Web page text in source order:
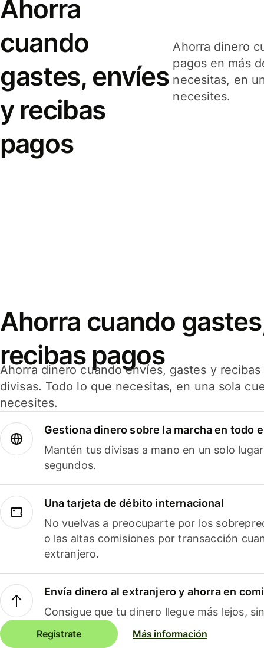
Ahorra
cuando
gastes, envíes
y recibas
pagos
Ahorra dinero
pagos en más
necesitas, en
necesites.
Ahorra cuando
recibas pagos
Ahorra dinero cuando envíes, gastes y
divisas. Todo lo que necesitas, en una sola
necesites.
Gestiona dinero sobre la marcha en todo
Mantén tus divisas a mano en un solo
segundos.
Una tarjeta de débito internacional
No vuelvas a preocuparte por los
o las altas comisiones por transacción
extranjero.
Envía dinero al extranjero y ahorra en
Consigue que tu dinero llegue más lejos,
Regístrate Más información